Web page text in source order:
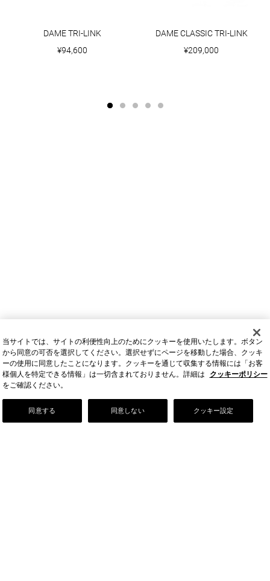
DAME TRI-LINK
¥94,600
DAME CLASSIC TRI-LINK
¥209,000
Our Story
当サイトでは、サイトの利便性向上のためにクッキーを使用いたします。ボタン
から同意の可否を選択してください。選択せずにページを移動した場合、クッキ
ーの使用に同意したことになります。クッキーを通じて収集する情報には「お客
様個人を特定できる情報」は一切含まれておりません。詳細は
クッキーポリシー
をご確認ください。
クッキー設定
同意しない
同意する